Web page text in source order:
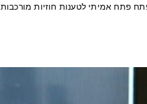
פתח אמיתי לטענות חוזיות מורכבות.